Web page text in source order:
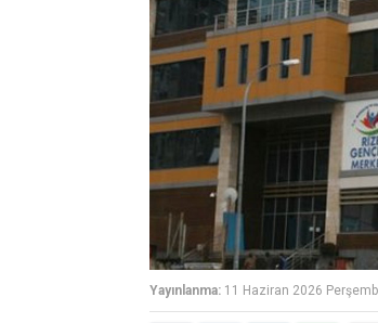
Yayınlanma: 11 Haziran 2026